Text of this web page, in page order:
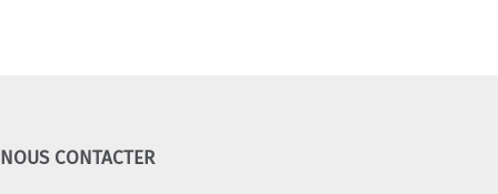
NOUS CONTACTER